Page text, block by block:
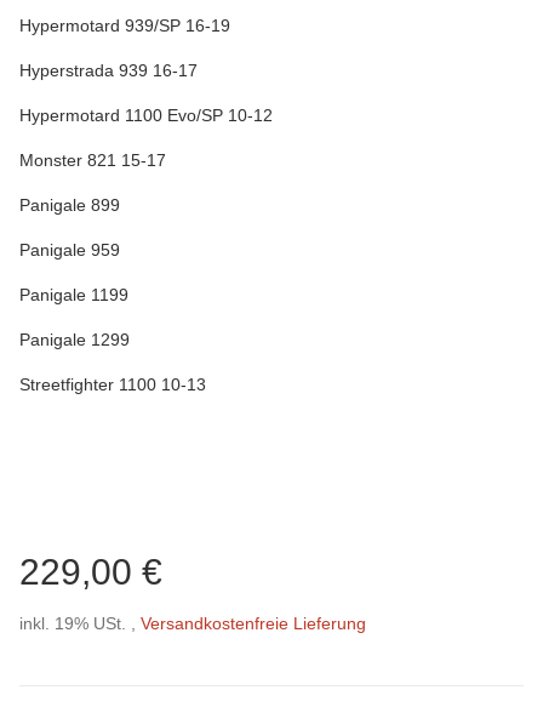
Hypermotard 939/SP 16-19
Hyperstrada 939 16-17
Hypermotard 1100 Evo/SP 10-12
Monster 821 15-17
Panigale 899
Panigale 959
Panigale 1199
Panigale 1299
Streetfighter 1100 10-13
229,00 €
inkl. 19% USt. , Versandkostenfreie Lieferung